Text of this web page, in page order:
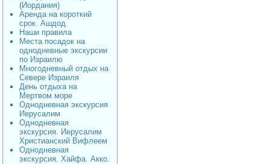
(Иордания)
Аренда на короткий
срок. Ашдод.
Наши правила
Места посадок на
однодневные экскурсии
по Израилю
Многодневный отдых на
Севере Израиля
День отдыха на
Мертвом море
Однодневная экскурсия
Иерусалим
Однодневная
экскурсия. Иерусалим
Христианский Вифлеем
Однодневная
экскурсия. Хайфа. Акко.